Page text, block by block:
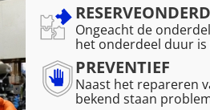
Ongeacht de
het onderdeel duur
PREVENTIEF
Naast het repareren
bekend staan